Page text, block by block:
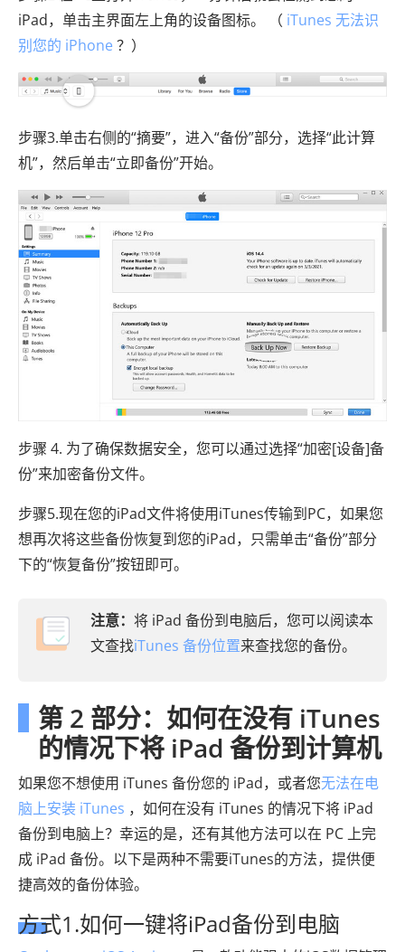
iPad，单击主界面左上角的设备图标。 （ iTunes 无法识
别您的 iPhone ？）
步骤3.单击右侧的“摘要”，进入“备份”部分，选择“此计算
机”，然后单击“立即备份”开始。
步骤 4. 为了确保数据安全，您可以通过选择“加密[设备]备
份”来加密备份文件。
步骤5.现在您的iPad文件将使用iTunes传输到PC，如果您
想再次将这些备份恢复到您的iPad，只需单击“备份”部分
下的“恢复备份”按钮即可。
注意： 将 iPad 备份到电脑后，您可以阅读本
文查找iTunes 备份位置来查找您的备份。
第 2 部分：如何在没有 iTunes
的情况下将 iPad 备份到计算机
如果您不想使用 iTunes 备份您的 iPad，或者您无法在电
脑上安装 iTunes ，如何在没有 iTunes 的情况下将 iPad
备份到电脑上？幸运的是，还有其他方法可以在 PC 上完
成 iPad 备份。以下是两种不需要iTunes的方法，提供便
捷高效的备份体验。
方式1.如何一键将iPad备份到电脑